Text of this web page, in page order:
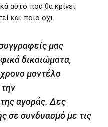
αυτό που θα κρίνει
και ποιο οχι.
μας
δικαιώματα,
μοντέλο
αγοράς. Δες
σε συνδυασμό με τις